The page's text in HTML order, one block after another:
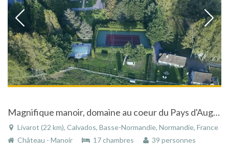
Magnifique manoir, domaine au coeur du Pays d'Auge à Livarot dans le Calvados en Basse-Normandie
Livarot (22 km), Calvados, Basse-Normandie, Normandie, France
Château - Manoir
17 chambres 39 personnes